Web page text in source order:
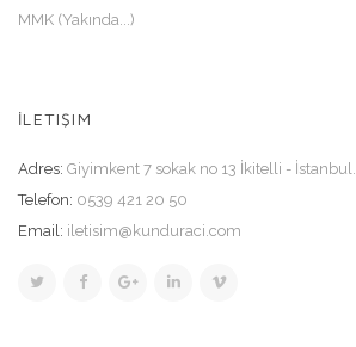
MMK (Yakında...)
İLETIŞIM
Adres: Giyimkent 7 sokak no 13 İkitelli - İstanbul.
Telefon: 0539 421 20 50
Email: iletisim@kunduraci.com